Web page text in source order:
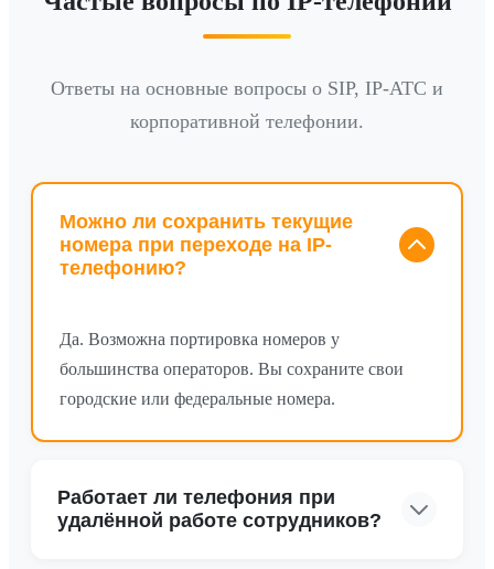
Ответы на основные вопросы о SIP, IP-АТС и
корпоративной телефонии.
Можно ли сохранить текущие
номера при переходе на IP-
телефонию?
Да. Возможна портировка номеров у
большинства операторов. Вы сохраните свои
городские или федеральные номера.
Работает ли телефония при
удалённой работе сотрудников?